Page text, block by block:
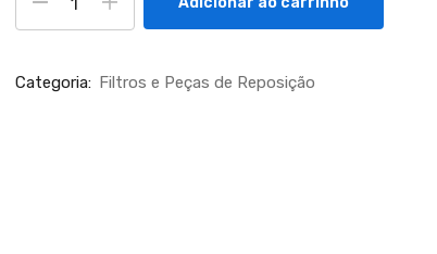
Categoria: Filtros e Peças de Reposição